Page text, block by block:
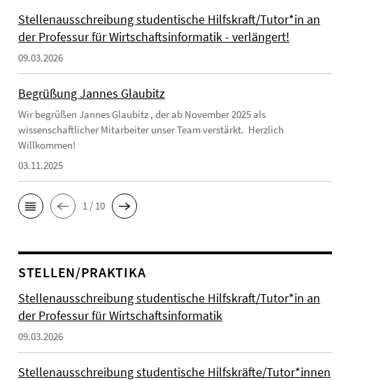
Stellenausschreibung studentische Hilfskraft/Tutor*in an
der Professur für Wirtschaftsinformatik - verlängert!
09.03.2026
Begrüßung Jannes Glaubitz
Wir begrüßen Jannes Glaubitz , der ab November 2025 als
wissenschaftlicher Mitarbeiter unser Team verstärkt. Herzlich
Willkommen!
03.11.2025
1 / 10
STELLEN/PRAKTIKA
Stellenausschreibung studentische Hilfskraft/Tutor*in an
der Professur für Wirtschaftsinformatik
09.03.2026
Stellenausschreibung studentische Hilfskräfte/Tutor*innen